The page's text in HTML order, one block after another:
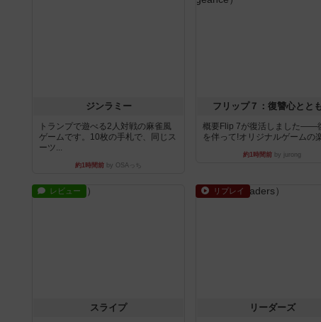
ジンラミー
トランプで遊べる2人対戦の麻雀風
ゲームです。10枚の手札で、同じス
ーツ...
約1時間前 by OSAっち
フリップ７：復讐心とと
概要Flip 7が復活しました――
を伴って!オリジナルゲームの
約1時間前 by jurong
レビュー
スライプ
リプレイ
リーダーズ